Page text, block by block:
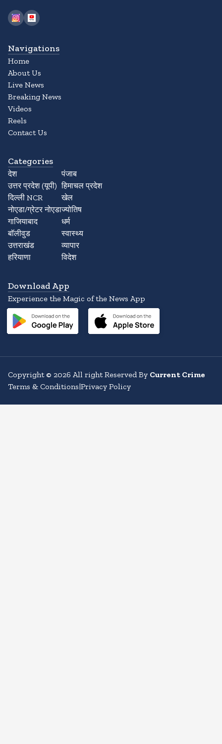
Navigations
Home
About Us
Live News
Breaking News
Videos
Reels
Contact Us
Categories
देश
उत्तर प्रदेश (यूपी)
दिल्ली NCR
नोएडा/ग्रेटर नोएडा
गाजियाबाद
बॉलीवुड
उत्तराखंड
हरियाणा
पंजाब
हिमाचल प्रदेश
खेल
ज्योतिष
धर्म
स्वास्थ्य
व्यापार
विदेश
Download App
Experience the Magic of the News App
Copyright© 2026 All right Reserved By Current Crime
Terms & Conditions|Privacy Policy